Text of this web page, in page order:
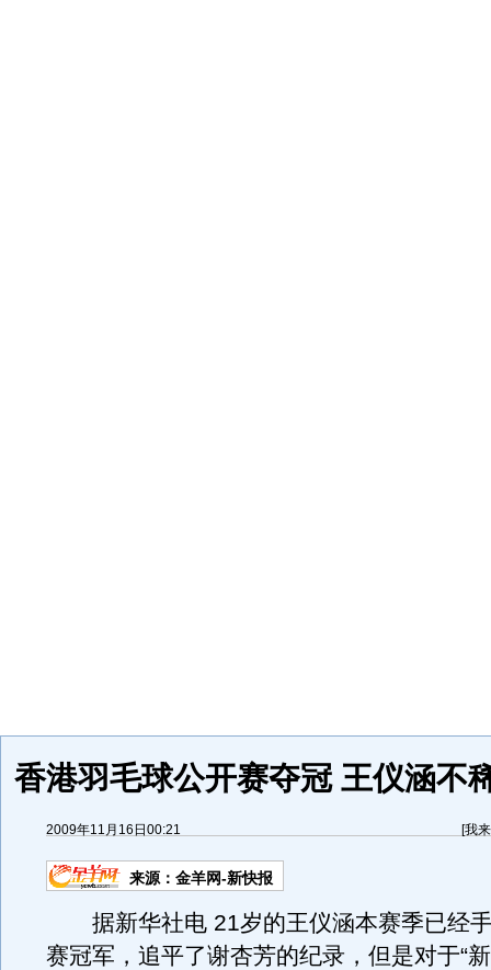
香港羽毛球公开赛夺冠 王仪涵不
2009年11月16日00:21 [我
来源： 金羊网-新快报
据新华社电 21岁的王仪涵本赛季已经
赛冠军，追平了谢杏芳的纪录，但是对于“